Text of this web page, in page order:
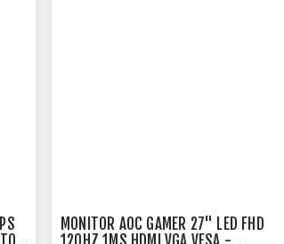
MONITOR AOC GAMER 27" LED FHD